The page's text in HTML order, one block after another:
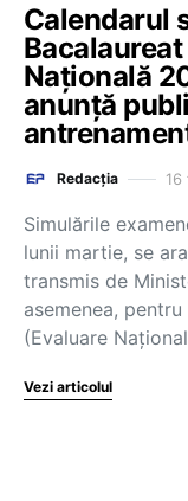
Calendarul
Națională
anunță
Redacția 16
Simulările
lunii martie, se
transmis de
asemenea,
(Evaluare
Vezi articolul